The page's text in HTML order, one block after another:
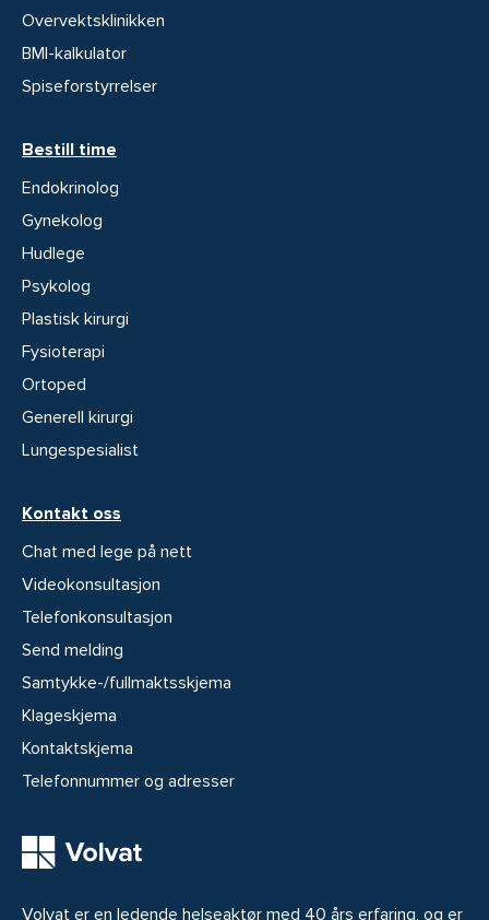
Volvat er en ledende helseaktør med 40 års erfaring, og er
Overvektsklinikken
BMI-kalkulator
Spiseforstyrrelser
Bestill time
Endokrinolog
Gynekolog
Hudlege
Psykolog
Plastisk kirurgi
Fysioterapi
Ortoped
Generell kirurgi
Lungespesialist
Kontakt oss
Chat med lege på nett
Videokonsultasjon
Telefonkonsultasjon
Send melding
Samtykke-/fullmaktsskjema
Klageskjema
Kontaktskjema
Telefonnummer og adresser